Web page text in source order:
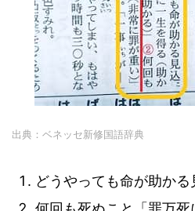
出典：ベネッセ新修国語辞典
どうやっても命が助かる